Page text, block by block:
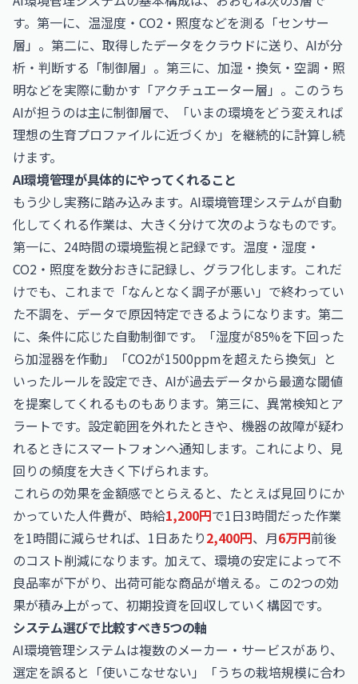
す。第一に、温湿度・CO2・照度などを測る「センサー
層」。第二に、取得したデータをクラウドに送り、AIが分
析・判断する「制御層」。第三に、加湿・換気・空調・照
明などを実際に動かす「アクチュエーター層」。このうち
AIが担うのは主に制御層で、「いまの環境をどう変えれば
理想の生育プロファイルに近づくか」を継続的に計算し続
けます。
AI環境管理が具体的にやってくれること
もう少し実務に踏み込みます。AI環境管理システムが自動
化してくれる作業は、大きく分けて次のようなものです。
第一に、24時間の環境監視と記録です。温度・湿度・
CO2・照度を数分おきに記録し、グラフ化します。これだ
けでも、これまで「なんとなく調子が悪い」で終わってい
た不調を、データで原因特定できるようになります。第二
に、条件に応じた自動制御です。「湿度が85%を下回った
ら加湿器を作動」「CO2が1500ppmを超えたら換気」と
いったルールを設定でき、AIが過去データから最適な閾値
を提案してくれるものもあります。第三に、異常検知とア
ラートです。設定範囲を外れたときや、機器の故障が疑わ
れるときにスマートフォンへ通知します。これにより、見
回りの頻度を大きく下げられます。
これらの効果を金額感でとらえると、たとえば見回りにか
かっていた人件費が、時給1,200円で1日3時間だった作業
を1時間に減らせれば、1日あたり2,400円、月6万円前後
のコスト削減になります。加えて、環境の安定によって不
良品率が下がり、出荷可能な商品が増える。この2つの効
果が積み上がって、初期投資を回収していく構図です。
システム選びで比較すべき5つの軸
AI環境管理システムは複数のメーカー・サービスがあり、
選定を誤ると「使いこなせない」「うちの栽培規模に合わ